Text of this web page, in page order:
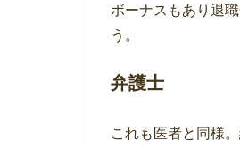
ボーナスもあり退
う。
弁護士
これも医者と同様